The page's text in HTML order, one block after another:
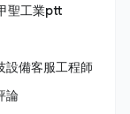
聖工業ptt
設備客服工程師
論